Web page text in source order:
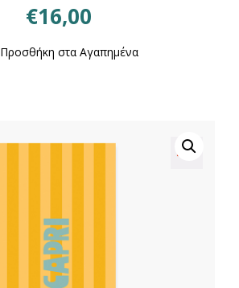
€16,00
Προσθήκη στα Αγαπημένα